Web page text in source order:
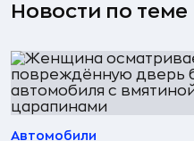
Новости по теме
Автомобили